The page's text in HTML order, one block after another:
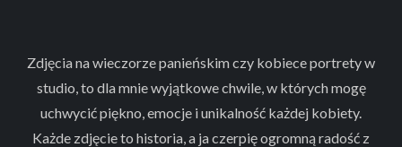
Zdjęcia na wieczorze panieńskim czy kobiece portrety w
studio, to dla mnie wyjątkowe chwile, w których mogę
uchwycić piękno, emocje i unikalność każdej kobiety.
Każde zdjęcie to historia, a ja czerpię ogromną radość z